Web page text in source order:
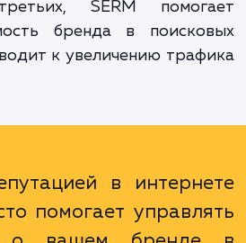
информацию. Во-
имидж компании в
потенциальных
и улучшению
бренда в
к увеличению